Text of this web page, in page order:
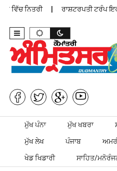
ਵਿੱਚ ਨਿਤਰੀ ਰਾਸ਼ਟਰਪਤੀ ਟਰੰਪ
Skip to content
ਮੁੱਖ ਪੰਨਾ ਮੁੱਖ ਖਬਰਾ
ਮੁੱਖ ਲੇਖ ਪੰਜਾਬ
ਖੇਡ ਖਿਡਾਰੀ ਸਾਹਿਤ/